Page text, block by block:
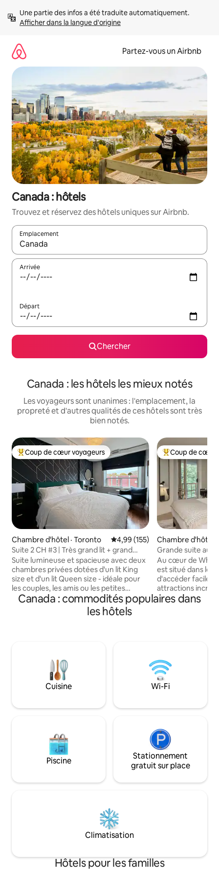
directement
Afficher dans la langue d'origine
Partez-vous un Airbnb
Canada : hôtels
Trouvez et réservez des hôtels uniques sur Airbnb.
Emplacement
Quand les résultats sont affichés, parcourez-les en utilisant
Arrivée
Départ
Chercher
Canada : les hôtels les mieux notés
Les voyageurs sont unanimes : l'emplacement, la
propreté et d'autres qualités de ces hôtels sont très
bien notés.
Coup de cœur voyageurs parmi les plus aimés
Coup de cœur voyageurs
Chambre d'hôtel · Toronto Note moyenne de 4,99 sur 5,
4,99 (155)
Suite 2 CH #3 | Très grand lit + grand
lit | Danforth Music Hall
Suite lumineuse et spacieuse avec deux
chambres privées dotées d'un lit King
size et d'un lit Queen size - idéale pour
les couples, les amis ou les petites
familles voyageant ensemble. Juste à
côté du Danforth Music Hall et à
quelques pas des restaurants, des cafés,
facilement à l’ensemble de Toronto
grâce à la TTC. La suite 3 du
Danforth Hotel offre l’arrivée autonome,
la climatisation, une connexion Wi-Fi
Samsung avec des applications de
Coup de cœur
Coup de cœur
Chambre d'hôtel
Grande suite au
Au cœur de
est situé dans le
d'accéder
attractions
restaurants
nettoyage au
privé rare et un lit
confortable,
parfaite. La
Whistler soit
Canada : commodités populaires dans
les hôtels
Cuisine Wi-Fi
Piscine
Stationnement
gratuit sur place
Climatisation
Hôtels pour les familles